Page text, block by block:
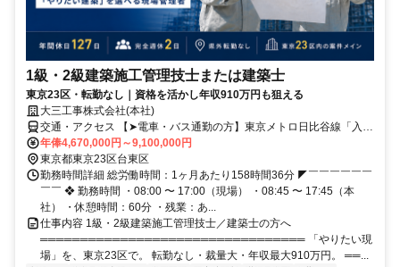
1級・2級建築施工管理技士または建築士
東京23区・転勤なし｜資格を活かし年収910万円も狙える
大三工事株式会社(本社)
交通・アクセス 【➤電車・バス通勤の方】東京メトロ日比谷線「入谷
駅」より徒歩約8分／「下谷警察署前」バス停より徒歩約1分【➤周辺
の駅からの距離】JR各線・東京メトロ「上野駅」より約1.7km／JR
各線・京成本線「日暮里駅」より約1.8km／東武スカイツリーライ
ン・東京メトロ「浅草駅」より約2.1km【➤周辺区役所からの距離】
台東区役所より約1.7km／荒川区役所より約1.7km
年俸4,670,000円～9,100,000円
東京都東京23区台東区
勤務時間詳細 総労働時間：1ヶ月あたり158時間36分 ◤￣￣￣￣￣￣
￣￣ ❖ 勤務時間 ・08:00 〜 17:00（現場） ・08:45 〜 17:45（本
社） ・休憩時間：60分 ・残業：あ...
仕事内容 1級・2級建築施工管理技士／建築士の方へ
═════════════════════════════════ 「やりたい現
場」を、東京23区で。 転勤なし・裁量大・年収最大910万円。 ══...